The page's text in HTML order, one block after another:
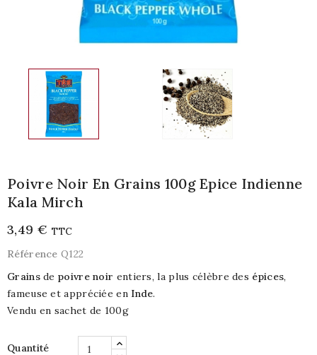
Poivre Noir En Grains 100g Epice Indienne
Kala Mirch
3,49 € TTC
Référence Q122
Grainsdepoivre noir entiers, la plus célèbre des épices,
fameuse et appréciée en Inde.
Vendu en sachet de 100g
Quantité